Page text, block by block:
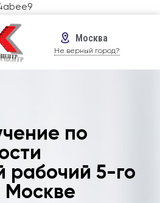
Москва
Не верный город?
по
рабочий 5-го
Москве